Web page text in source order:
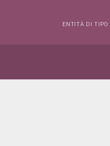
ENTITÀ DI TIPO: